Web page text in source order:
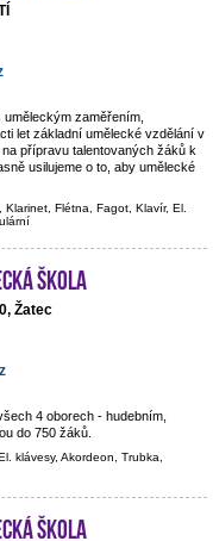
zaměřením,
let základní umělecké vzdělání v
přípravu talentovaných žáků k
usilujeme o to, aby umělecké
Flétna, Fagot, Klavír, El.
škola
Žatec
4 oborech - hudebním,
do 750 žáků.
klávesy, Akordeon, Trubka,
škola